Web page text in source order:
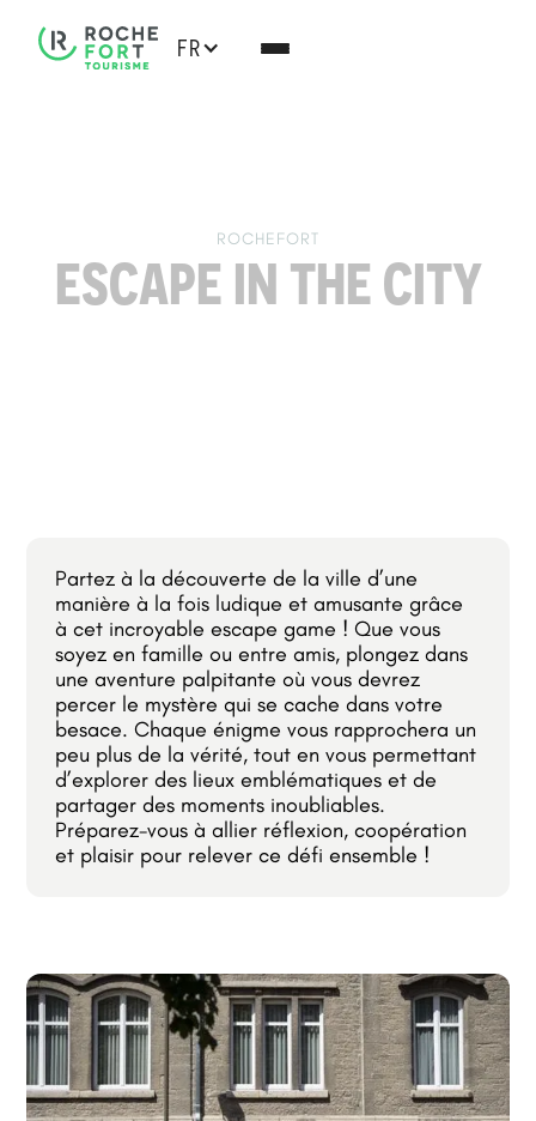
FR
ROCHEFORT
ESCAPE IN THE CITY
Partez à la découverte de la ville d’une
manière à la fois ludique et amusante grâce
à cet incroyable escape game ! Que vous
soyez en famille ou entre amis, plongez dans
une aventure palpitante où vous devrez
percer le mystère qui se cache dans votre
besace. Chaque énigme vous rapprochera un
peu plus de la vérité, tout en vous permettant
d’explorer des lieux emblématiques et de
partager des moments inoubliables.
Préparez-vous à allier réflexion, coopération
et plaisir pour relever ce défi ensemble !